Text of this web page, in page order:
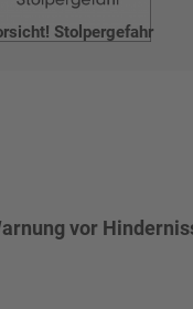
Stolpergefahr
vor